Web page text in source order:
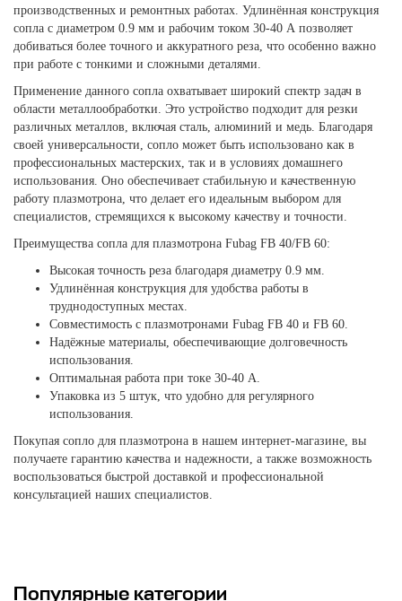
производственных и ремонтных работах. Удлинённая конструкция
сопла с диаметром 0.9 мм и рабочим током 30-40 А позволяет
добиваться более точного и аккуратного реза, что особенно важно
при работе с тонкими и сложными деталями.
Применение данного сопла охватывает широкий спектр задач в
области металлообработки. Это устройство подходит для резки
различных металлов, включая сталь, алюминий и медь. Благодаря
своей универсальности, сопло может быть использовано как в
профессиональных мастерских, так и в условиях домашнего
использования. Оно обеспечивает стабильную и качественную
работу плазмотрона, что делает его идеальным выбором для
специалистов, стремящихся к высокому качеству и точности.
Преимущества сопла для плазмотрона Fubag FB 40/FB 60:
Высокая точность реза благодаря диаметру 0.9 мм.
Удлинённая конструкция для удобства работы в
труднодоступных местах.
Совместимость с плазмотронами Fubag FB 40 и FB 60.
Надёжные материалы, обеспечивающие долговечность
использования.
Оптимальная работа при токе 30-40 А.
Упаковка из 5 штук, что удобно для регулярного
использования.
Покупая сопло для плазмотрона в нашем интернет-магазине, вы
получаете гарантию качества и надежности, а также возможность
воспользоваться быстрой доставкой и профессиональной
консультацией наших специалистов.
Популярные категории